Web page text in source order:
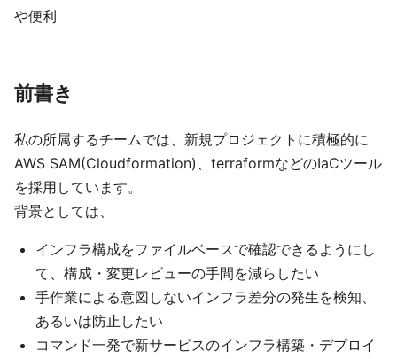
や便利
前書き
私の所属するチームでは、新規プロジェクトに積極的に
AWS SAM(Cloudformation)、terraformなどのIaCツール
を採用しています。
背景としては、
インフラ構成をファイルベースで確認できるようにし
て、構成・変更レビューの手間を減らしたい
手作業による意図しないインフラ差分の発生を検知、
あるいは防止したい
コマンド一発で新サービスのインフラ構築・デプロイ